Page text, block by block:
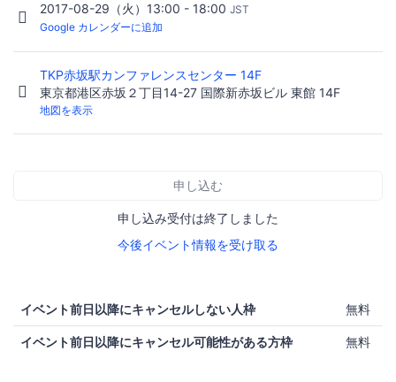
2017-08-29（火）13:00 - 18:00 JST
Google カレンダーに追加
TKP赤坂駅カンファレンスセンター 14F
東京都港区赤坂２丁目14-27 国際新赤坂ビル 東館 14F
地図を表示
申し込む
申し込み受付は終了しました
今後イベント情報を受け取る
イベント前日以降にキャンセルしない人枠 無料
イベント前日以降にキャンセル可能性がある方枠 無料